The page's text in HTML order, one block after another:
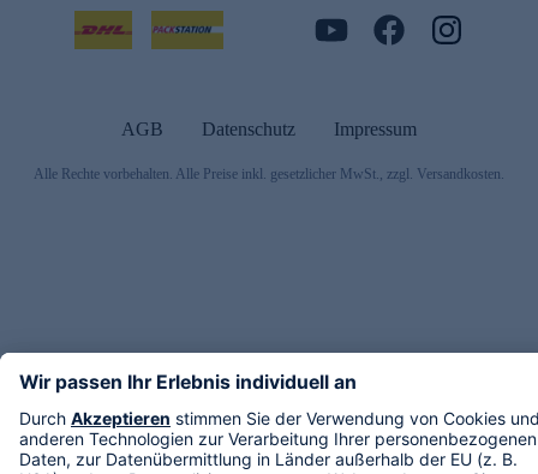
AGB Datenschutz Impressum
Alle Rechte vorbehalten. Alle Preise inkl. gesetzlicher MwSt., zzgl. Versandkosten.